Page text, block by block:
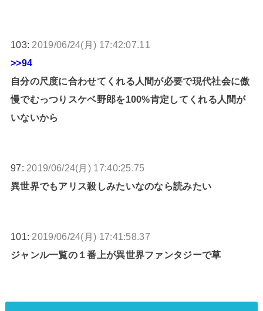
103: 2019/06/24(月) 17:42:07.11
>>94
自分の尺度に合わせてくれる人間が必要で現代社会に傲
慢でむっつりスケベ野郎を100%肯定してくれる人間が
いないから
97: 2019/06/24(月) 17:40:25.75
異世界でもアリス殺しみたいなのなら読みたい
101: 2019/06/24(月) 17:41:58.37
ジャンル一覧の１番上が異世界ファンタジーで草